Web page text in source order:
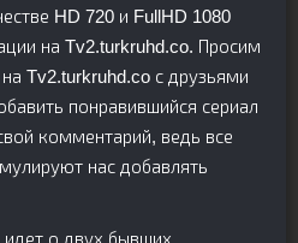
HD 720 и FullHD 1080
на Tv2.turkruhd.co. Просим
Tv2.turkruhd.co с друзьями
понравившийся сериал
комментарий, ведь все
нас добавлять
о двух бывших